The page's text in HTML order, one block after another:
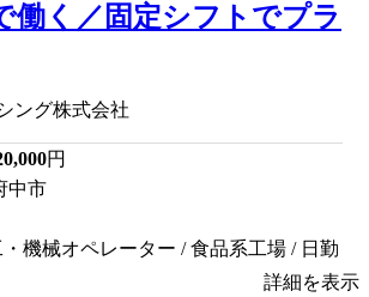
働く／固定シフトでプラ
ング株式会社
円
中市
機械オペレーター / 食品系工場 / 日勤
詳細を表示